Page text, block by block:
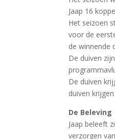
Jaap 16
Het seizoen
voor de
de winnende
De duiven
De duiven
duiven
De Beleving
Jaap beleeft
verzorgen